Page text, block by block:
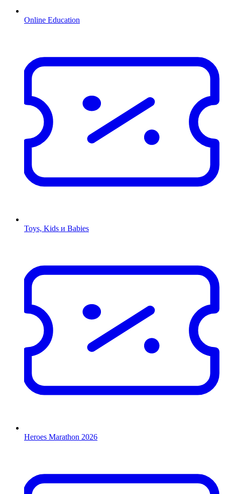
Online Education
Toys, Kids и Babies
Heroes Marathon 2026